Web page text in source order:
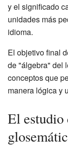
y el significado
unidades más
idioma.
El objetivo final
de "álgebra" del
conceptos que
manera lógica y
El estudio